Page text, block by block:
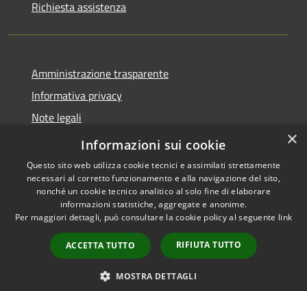
Richiesta assistenza
Amministrazione trasparente
Informativa privacy
Note legali
Dichiarazione di accessibilità
Accessibilità
Copyright © 2026 • Comune di
Valbondione • Powered by
Municipium•
Accesso
redazione
×
Informazioni sui cookie
Questo sito web utilizza cookie tecnici e assimilati strettamente
necessari al corretto funzionamento e alla navigazione del sito,
nonché un cookie tecnico analitico al solo fine di elaborare
informazioni statistiche, aggregate e anonime.
Per maggiori dettagli, può consultare la cookie policy al seguente link
ACCETTA TUTTO RIFIUTA TUTTO
MOSTRA DETTAGLI